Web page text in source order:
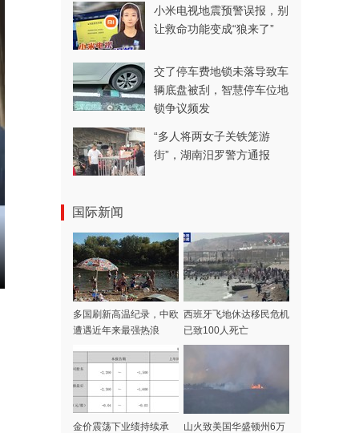
小米电视地震预警误报，别
让救命功能变成“狼来了”
交了停车费地锁未落导致车
辆底盘被刮，智慧停车位地
锁争议频发
“多人将两女子关铁笼游
街”，湖南汨罗警方通报
国际新闻
多国刷新高温纪录，中欧
遭遇近年来最强热浪
西班牙飞地休达移民危机
已致100人死亡
金价震荡下业绩持续承
山火致美国华盛顿州6万